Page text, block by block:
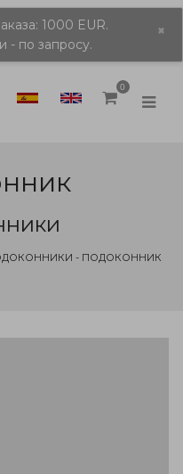
1000 EUR.
- по запросу.
×
0
- ПОДОКОННИК